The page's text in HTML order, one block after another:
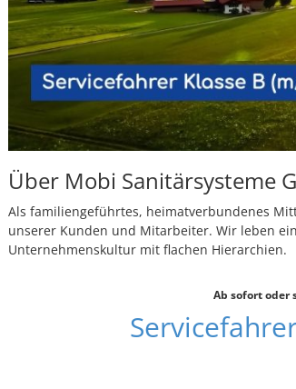
Über Mobi Sanitärsysteme
Als familiengeführtes, heimatverbundenes
unserer Kunden und Mitarbeiter. Wir leben
Unternehmenskultur mit flachen Hierarchien.
Ab sofort oder